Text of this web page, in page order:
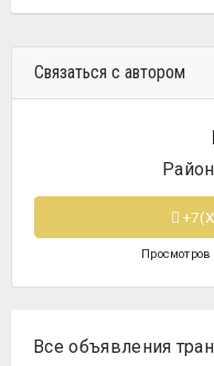
Связаться с автором
Все объявления